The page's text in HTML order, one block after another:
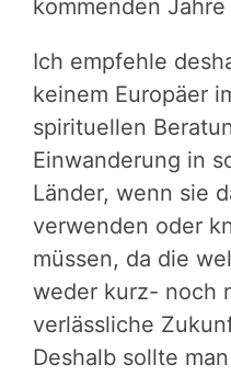
kommenden
Ich empfehle
keinem Europäer
spirituellen
Einwanderung in
Länder, wenn sie
verwenden oder
müssen, da die
weder kurz- noch
verlässliche
Deshalb sollte